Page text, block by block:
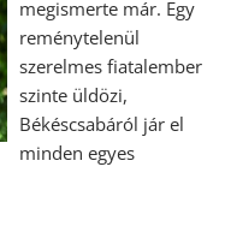
megismerte már. Egy
reménytelenül
szerelmes fiatalember
szinte üldözi,
Békéscsabáról jár el
minden egyes